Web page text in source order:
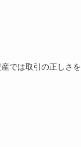
では取引の正しさ